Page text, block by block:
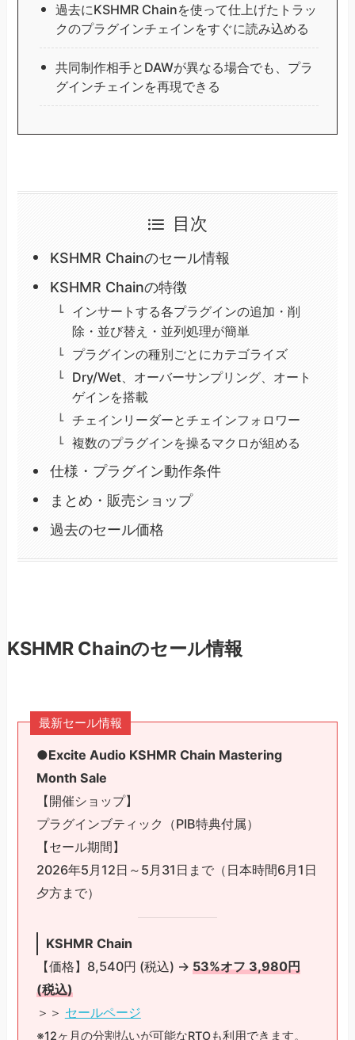
過去にKSHMR Chainを使って仕上げたトラッ
クのプラグインチェインをすぐに読み込める
共同制作相手とDAWが異なる場合でも、プラ
グインチェインを再現できる
目次
KSHMR Chainのセール情報
KSHMR Chainの特徴
インサートする各プラグインの追加・削
除・並び替え・並列処理が簡単
プラグインの種別ごとにカテゴライズ
Dry/Wet、オーバーサンプリング、オート
ゲインを搭載
チェインリーダーとチェインフォロワー
複数のプラグインを操るマクロが組める
仕様・プラグイン動作条件
まとめ・販売ショップ
過去のセール価格
KSHMR Chainのセール情報
最新セール情報
●Excite Audio KSHMR Chain Mastering
Month Sale
【開催ショップ】
プラグインブティック（PIB特典付属）
【セール期間】
2026年5月12日～5月31日まで（日本時間6月1日
夕方まで）
KSHMR Chain
【価格】8,540円 (税込) → 53%オフ 3,980円
(税込)
＞＞ セールページ
※12ヶ月の分割払いが可能なRTOも利用できます。